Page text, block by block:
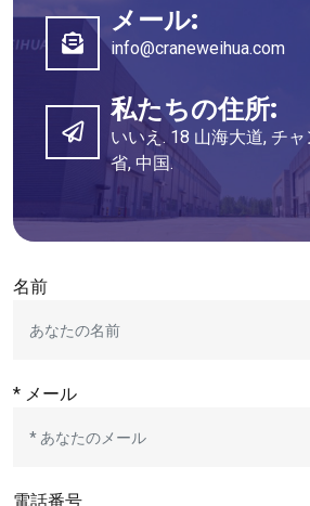
メール:
info@craneweihua.com
私たちの住所:
いいえ. 18 山海大道, チ
省, 中国.
名前
* メール
電話番号